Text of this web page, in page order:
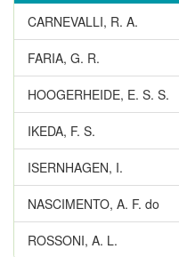
CARNEVALLI, R. A.
FARIA, G. R.
HOOGERHEIDE, E. S. S.
IKEDA, F. S.
ISERNHAGEN, I.
NASCIMENTO, A. F. do
ROSSONI, A. L.